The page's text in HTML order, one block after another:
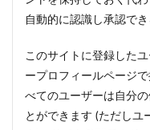
自動的に認識し承認で
このサイトに登録した
ープロフィールページ
べてのユーザーは自分
とができます (ただしユ